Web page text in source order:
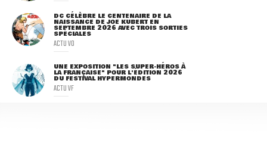
DC CÉLÈBRE LE CENTENAIRE DE LA
NAISSANCE DE JOE KUBERT EN
SEPTEMBRE 2026 AVEC TROIS SORTIES
SPÉCIALES
ACTU VO
UNE EXPOSITION "LES SUPER-HÉROS À
LA FRANÇAISE" POUR L'ÉDITION 2026
DU FESTIVAL HYPERMONDES
ACTU VF